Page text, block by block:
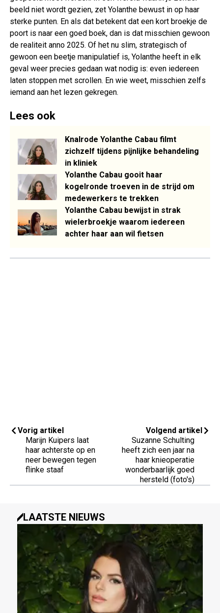
beeld niet wordt gezien, zet Yolanthe bewust in op haar
sterke punten. En als dat betekent dat een kort broekje de
poort is naar een goed boek, dan is dat misschien gewoon
de realiteit anno 2025. Of het nu slim, strategisch of
gewoon een beetje manipulatief is, Yolanthe heeft in elk
geval weer precies gedaan wat nodig is: even iedereen
laten stoppen met scrollen. En wie weet, misschien zelfs
iemand aan het lezen gekregen.
Lees ook
Knalrode Yolanthe Cabau filmt
zichzelf tijdens pijnlijke behandeling
in kliniek
Yolanthe Cabau gooit haar
kogelronde troeven in de strijd om
medewerkers te trekken
Yolanthe Cabau bewijst in strak
wielerbroekje waarom iedereen
achter haar aan wil fietsen
Vorig artikel
Marijn Kuipers laat
haar achterste op en
neer bewegen tegen
flinke staaf
Volgend artikel
Suzanne Schulting
heeft zich een jaar na
haar knieoperatie
wonderbaarlijk goed
hersteld (foto's)
LAATSTE NIEUWS